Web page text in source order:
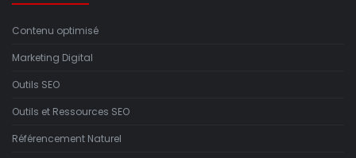
Contenu optimisé
Marketing Digital
Outils SEO
Outils et Ressources SEO
Référencement Naturel